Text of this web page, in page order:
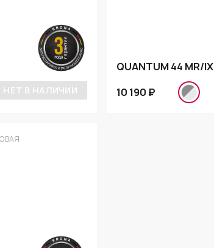
НЕТ В НАЛИЧИИ
QUANTUM 44 MR/IX
10 190 ₽